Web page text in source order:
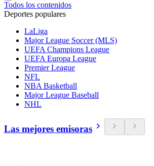
Todos los contenidos
Deportes populares
LaLiga
Major League Soccer (MLS)
UEFA Champions League
UEFA Europa League
Premier League
NFL
NBA Basketball
Major League Baseball
NHL
Las mejores emisoras